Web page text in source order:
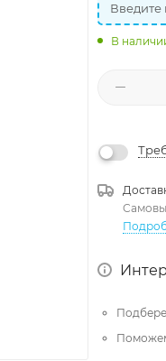
Введите
В